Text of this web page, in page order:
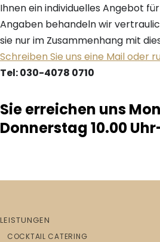
Ihnen ein individuelles Angebot
Angaben behandeln wir
sie nur im Zusammenhang mit
Schreiben Sie uns eine Mail oder
Tel: 030-4078 0710
Sie erreichen uns
Donnerstag 10.00
LEISTUNGEN
COCKTAIL CATERING